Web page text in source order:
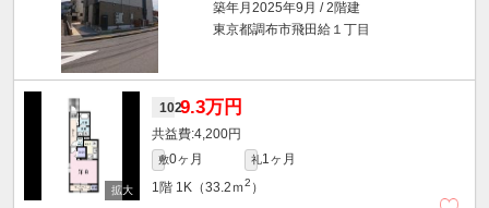
築年月2025年9月 / 2階建
東京都調布市飛田給１丁目
1029.3万円
4,200円
敷0ヶ月 礼1ヶ月
1階 1K（33.2ｍ2 ）